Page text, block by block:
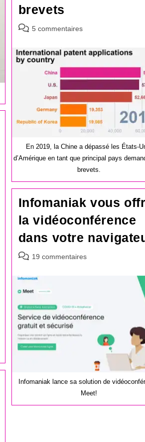
brevets
Commentaires
la
publication :
5 commentaires
En 2019, la Chine a dépassé les États-
d’Amérique en tant que principal pays
brevets.
Infomaniak vous
la vidéoconférence
dans votre
Commentaires
la
publication :
19 commentaires
Infomaniak lance sa solution de
Meet!